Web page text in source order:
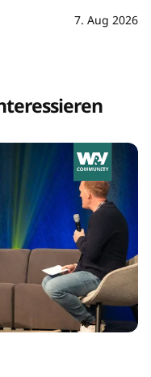
7. Aug 2026